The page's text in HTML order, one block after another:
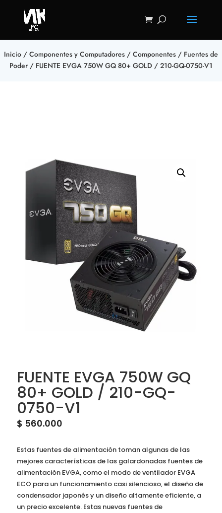
Inicio / Componentes y Computadores / Componentes / Fuentes de
Poder / FUENTE EVGA 750W GQ 80+ GOLD / 210-GQ-0750-V1
FUENTE EVGA 750W GQ
80+ GOLD / 210-GQ-
0750-V1
$ 560.000
Estas fuentes de alimentación toman algunas de las
mejores características de las galardonadas fuentes de
alimentación EVGA, como el modo de ventilador EVGA
ECO para un funcionamiento casi silencioso, el diseño de
condensador japonés y un diseño altamente eficiente, a
un precio excelente. Estas nuevas fuentes de